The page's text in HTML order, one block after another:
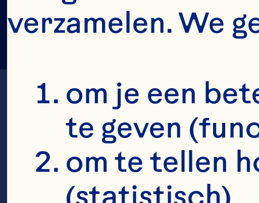
verzamelen. We
om je een
te geven
om te tellen
(statistisch)